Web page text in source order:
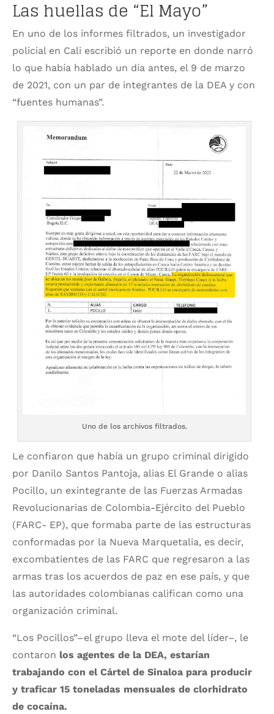
Las huellas de “El Mayo”
En uno de los informes filtrados, un investigador
policial en Cali escribió un reporte en donde narró
lo que había hablado un día antes, el 9 de marzo
de 2021, con un par de integrantes de la DEA y con
“fuentes humanas”.
Uno de los archivos filtrados.
Le confiaron que había un grupo criminal dirigido
por Danilo Santos Pantoja, alias El Grande o alias
Pocillo, un exintegrante de las Fuerzas Armadas
Revolucionarias de Colombia-Ejército del Pueblo
(FARC- EP), que formaba parte de las estructuras
conformadas por la Nueva Marquetalia, es decir,
excombatientes de las FARC que regresaron a las
armas tras los acuerdos de paz en ese país, y que
las autoridades colombianas califican como una
organización criminal.
“Los Pocillos”–el grupo lleva el mote del líder–, le
contaron los agentes de la DEA, estarían
trabajando con el Cártel de Sinaloa para producir
y traficar 15 toneladas mensuales de clorhidrato
de cocaína.